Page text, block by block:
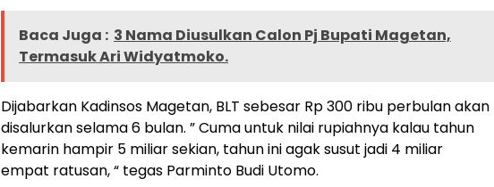
Baca Juga : 3 Nama Diusulkan Calon Pj Bupati Magetan,
Termasuk Ari Widyatmoko.
Dijabarkan Kadinsos Magetan, BLT sebesar Rp 300 ribu perbulan akan
disalurkan selama 6 bulan. ” Cuma untuk nilai rupiahnya kalau tahun
kemarin hampir 5 miliar sekian, tahun ini agak susut jadi 4 miliar
empat ratusan, “ tegas Parminto Budi Utomo.